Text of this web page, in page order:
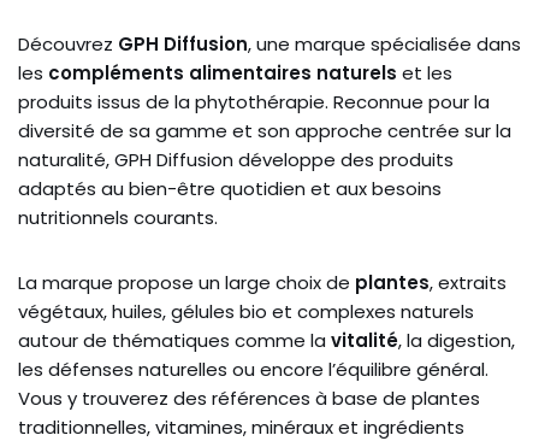
Découvrez GPH Diffusion, une marque spécialisée dans
les compléments alimentaires naturels et les
produits issus de la phytothérapie. Reconnue pour la
diversité de sa gamme et son approche centrée sur la
naturalité, GPH Diffusion développe des produits
adaptés au bien-être quotidien et aux besoins
nutritionnels courants.
La marque propose un large choix de plantes, extraits
végétaux, huiles, gélules bio et complexes naturels
autour de thématiques comme la vitalité, la digestion,
les défenses naturelles ou encore l’équilibre général.
Vous y trouverez des références à base de plantes
traditionnelles, vitamines, minéraux et ingrédients